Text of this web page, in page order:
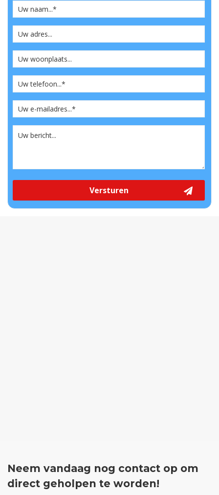
Versturen
Neem vandaag nog contact op om
direct geholpen te worden!